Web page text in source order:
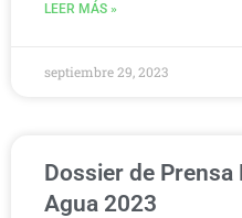
LEER MÁS »
septiembre 29, 2023
Dossier de Prensa
Agua 2023